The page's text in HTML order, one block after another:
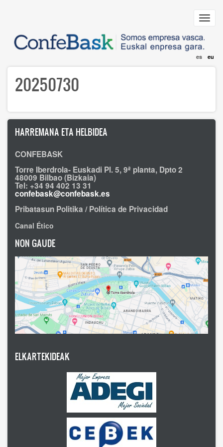
content
es eu
20250730
HARREMANA ETA HELBIDEA
CONFEBASK
Torre Iberdrola- Euskadi Pl. 5, 9ª planta, Dpto 2
48009 Bilbao (Bizkaia)
Tel: +34 94 402 13 31
confebask@confebask.es
Pribatasun Politika / Política de Privacidad
Canal Ético
NON GAUDE
ELKARTEKIDEAK